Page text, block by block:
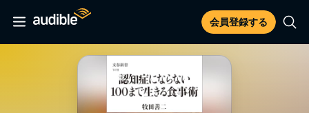
会員登録する